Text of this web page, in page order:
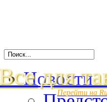
для
Перейти на
Новости